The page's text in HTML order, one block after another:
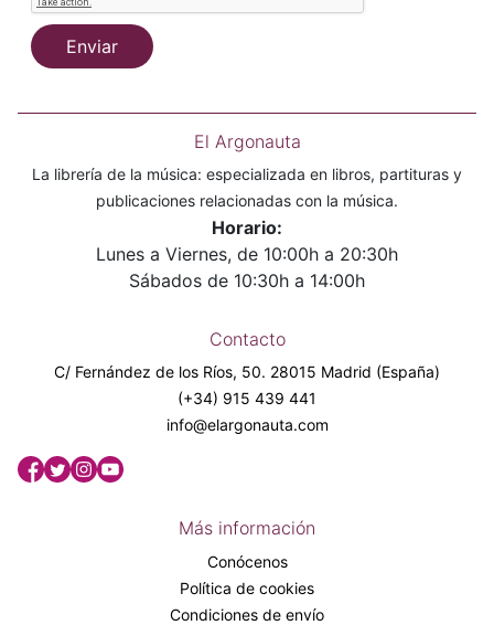
Enviar
El Argonauta
La librería de la música: especializada en libros, partituras y
publicaciones relacionadas con la música.
Horario:
Lunes a Viernes, de 10:00h a 20:30h
Sábados de 10:30h a 14:00h
Contacto
C/ Fernández de los Ríos, 50. 28015 Madrid (España)
(+34) 915 439 441
info@elargonauta.com
Más información
Conócenos
Política de cookies
Condiciones de envío